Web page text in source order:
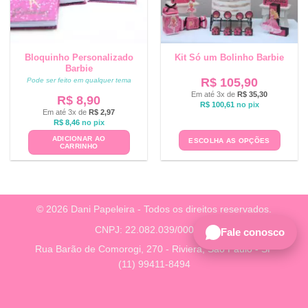
Bloquinho Personalizado
Barbie
Pode ser feito em qualquer tema
R$ 8,90
Em até 3x de R$ 2,97
R$8,46 no pix
ADICIONAR AO
CARRINHO
Kit Só um Bolinho Barbie
R$ 105,90
Em até 3x de R$ 35,30
R$100,61 no pix
ESCOLHA AS OPÇÕES
© 2026 Dani Papeleira - Todos os direitos reservados.
CNPJ: 22.082.039/0001-38
Rua Barão de Comorogi, 270 - Riviera, São Paulo - SP
(11) 99411-8494
Fale conosco